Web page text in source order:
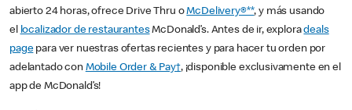
abierto 24 horas, ofrece Drive Thru oMcDelivery®**, y más usando
el localizador de restaurantesMcDonald’s. Antes de ir, exploradeals
pagepara ver nuestras ofertas recientes y para hacer tu orden por
adelantado con Mobile Order & Pay†, ¡disponible exclusivamente en el
app de McDonald’s!